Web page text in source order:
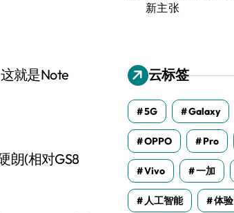
就是Note
朗(相对GS8
新主张
云标签
5G Galaxy
OPPO Pro
Vivo 一加
人工智能 体验